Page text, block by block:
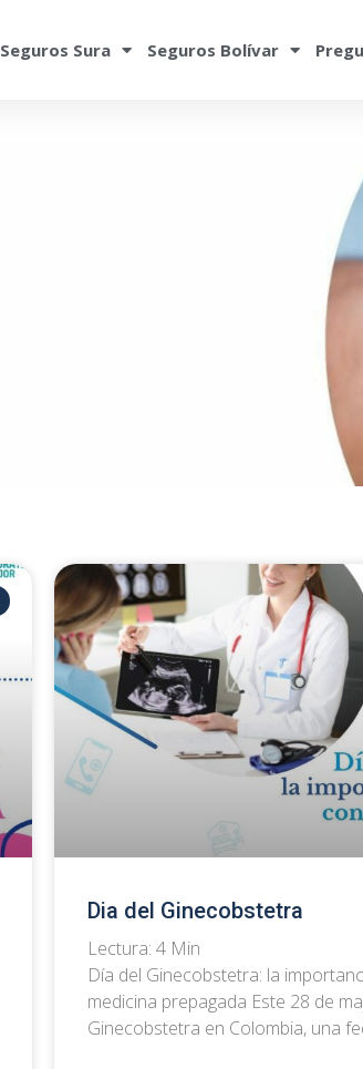
Seguros Sura Seguros Bolívar
Dia del Ginecobstetra
Lectura: 4 Min
Día del Ginecobstetra: la
medicina prepagada Este 28 de
Ginecobstetra en Colombia, una